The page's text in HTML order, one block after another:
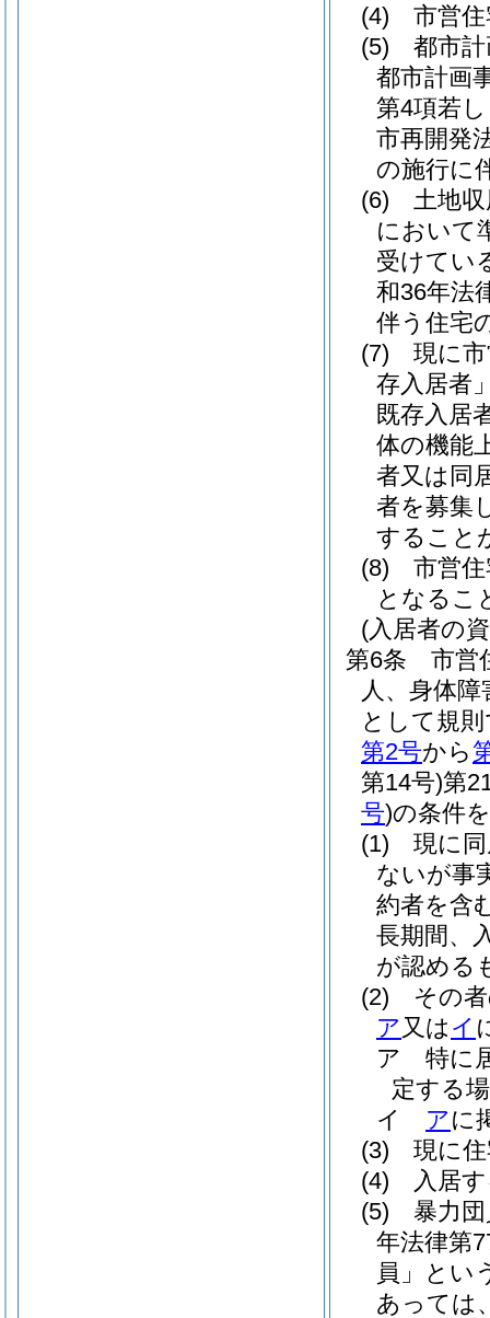
(4)
市営
(5)
都市
都市計画
第4項若
市再開発
の施行に
(6)
土地
において
受けてい
和36年法
伴う住宅
(7)
現に
存入居者
既存入居
体の機能
者又は同
者を募集
すること
(8)
市営
となるこ
(入居者の
第6条
市営
人、身体
として規
第2号から
第14号)第
号)の条件
(1)
現に
ないが事
約者を含
長期間、
が認める
(2)
その
ア 又は イ
ア
特に
定する
イ
アに
(3)
現に
(4)
入居
(5)
暴力
年法律第
員」とい
あっては